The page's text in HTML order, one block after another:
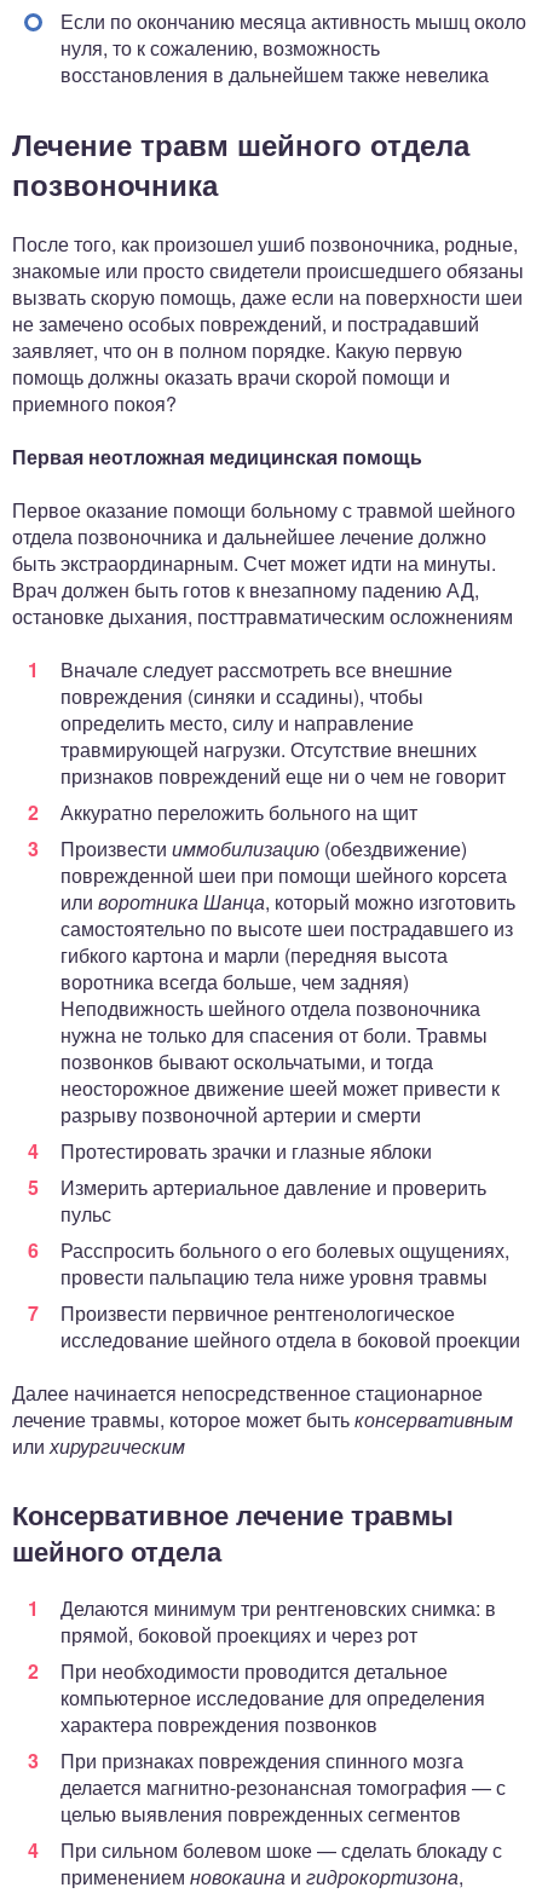
Если по окончанию месяца активность мышц около
нуля, то к сожалению, возможность
восстановления в дальнейшем также невелика
Лечение травм шейного отдела
позвоночника
После того, как произошел ушиб позвоночника, родные,
знакомые или просто свидетели происшедшего обязаны
вызвать скорую помощь, даже если на поверхности шеи
не замечено особых повреждений, и пострадавший
заявляет, что он в полном порядке. Какую первую
помощь должны оказать врачи скорой помощи и
приемного покоя?
Первая неотложная медицинская помощь
Первое оказание помощи больному с травмой шейного
отдела позвоночника и дальнейшее лечение должно
быть экстраординарным. Счет может идти на минуты.
Врач должен быть готов к внезапному падению АД,
остановке дыхания, посттравматическим осложнениям
Вначале следует рассмотреть все внешние
повреждения (синяки и ссадины), чтобы
определить место, силу и направление
травмирующей нагрузки. Отсутствие внешних
признаков повреждений еще ни о чем не говорит
Аккуратно переложить больного на щит
Произвести иммобилизацию (обездвижение)
поврежденной шеи при помощи шейного корсета
или воротника Шанца, который можно изготовить
самостоятельно по высоте шеи пострадавшего из
гибкого картона и марли (передняя высота
воротника всегда больше, чем задняя)
Неподвижность шейного отдела позвоночника
нужна не только для спасения от боли. Травмы
позвонков бывают оскольчатыми, и тогда
неосторожное движение шеей может привести к
разрыву позвоночной артерии и смерти
Протестировать зрачки и глазные яблоки
Измерить артериальное давление и проверить
пульс
Расспросить больного о его болевых ощущениях,
провести пальпацию тела ниже уровня травмы
Произвести первичное рентгенологическое
исследование шейного отдела в боковой проекции
Далее начинается непосредственное стационарное
лечение травмы, которое может бытьконсервативным
илихирургическим
Консервативное лечение травмы
шейного отдела
Делаются минимум три рентгеновских снимка: в
прямой, боковой проекциях и через рот
При необходимости проводится детальное
компьютерное исследование для определения
характера повреждения позвонков
При признаках повреждения спинного мозга
делается магнитно-резонансная томография — с
целью выявления поврежденных сегментов
При сильном болевом шоке — сделать блокаду с
применением новокаина и гидрокортизона,